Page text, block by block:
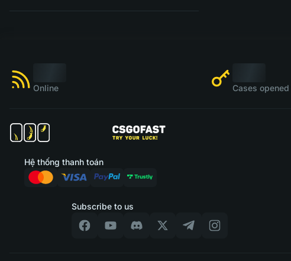
Online Cases
Subscribe to us
Hệ thống thanh toán